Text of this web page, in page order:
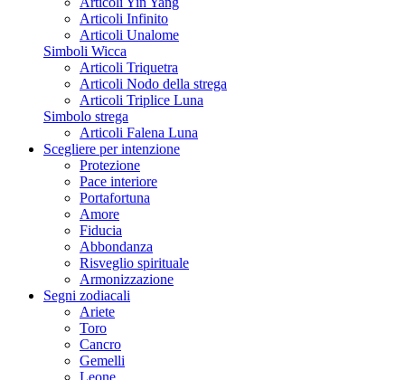
Articoli Infinito
Articoli Unalome
Simboli Wicca
Articoli Triquetra
Articoli Nodo della strega
Articoli Triplice Luna
Simbolo strega
Articoli Falena Luna
Scegliere per intenzione
Protezione
Pace interiore
Portafortuna
Amore
Fiducia
Abbondanza
Risveglio spirituale
Armonizzazione
Segni zodiacali
Ariete
Toro
Cancro
Gemelli
Leone